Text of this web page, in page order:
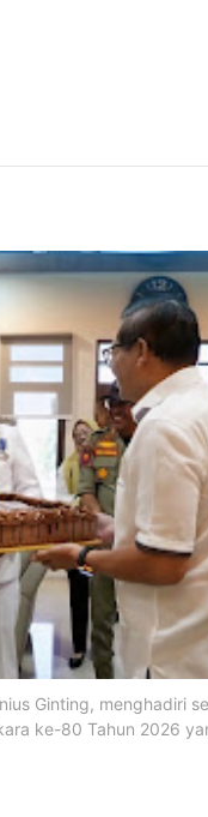
Ginting, menghadiri
ke-80 Tahun 2026